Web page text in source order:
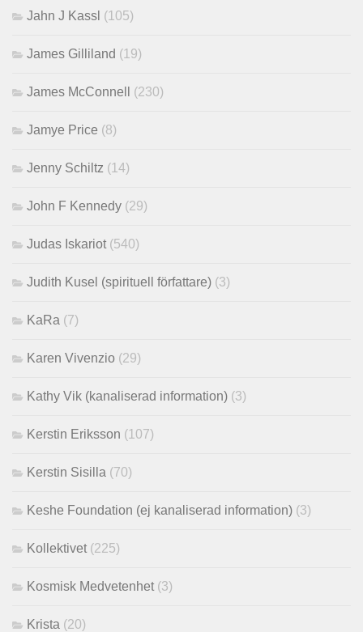
Jahn J Kassl (105)
James Gilliland (19)
James McConnell (230)
Jamye Price (8)
Jenny Schiltz (14)
John F Kennedy (29)
Judas Iskariot (540)
Judith Kusel (spirituell författare) (3)
KaRa (7)
Karen Vivenzio (29)
Kathy Vik (kanaliserad information) (3)
Kerstin Eriksson (107)
Kerstin Sisilla (70)
Keshe Foundation (ej kanaliserad information) (3)
Kollektivet (225)
Kosmisk Medvetenhet (3)
Krista (20)